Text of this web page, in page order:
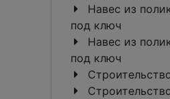
Навес из
под ключ
Навес из
под ключ